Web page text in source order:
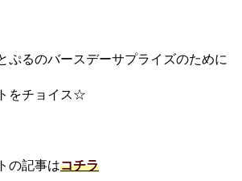
ぷるのバースデーサプライズのために
をチョイス☆
の記事はコチラ